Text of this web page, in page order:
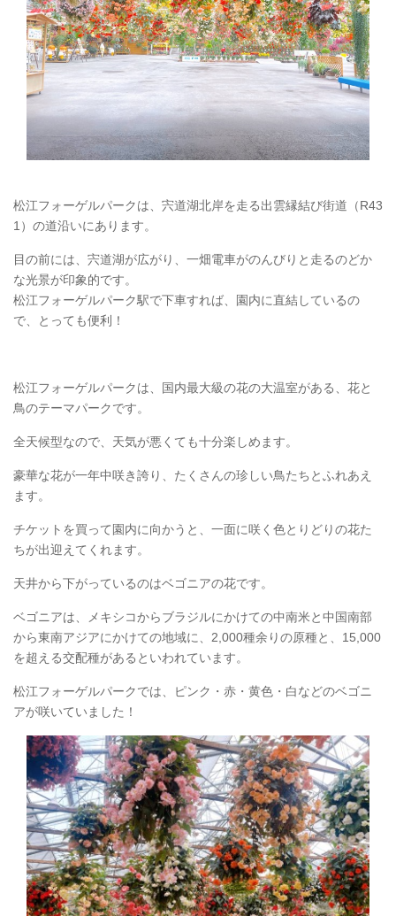
松江フォーゲルパークは、宍道湖北岸を走る出雲縁結び街道（R43
1）の道沿いにあります。
目の前には、宍道湖が広がり、一畑電車がのんびりと走るのどか
な光景が印象的です。
松江フォーゲルパーク駅で下車すれば、園内に直結しているの
で、とっても便利！
松江フォーゲルパークは、国内最大級の花の大温室がある、花と
鳥のテーマパークです。
全天候型なので、天気が悪くても十分楽しめます。
豪華な花が一年中咲き誇り、たくさんの珍しい鳥たちとふれあえ
ます。
チケットを買って園内に向かうと、一面に咲く色とりどりの花た
ちが出迎えてくれます。
天井から下がっているのはベゴニアの花です。
ベゴニアは、メキシコからブラジルにかけての中南米と中国南部
から東南アジアにかけての地域に、2,000種余りの原種と、15,000
を超える交配種があるといわれています。
松江フォーゲルパークでは、ピンク・赤・黄色・白などのベゴニ
アが咲いていました！